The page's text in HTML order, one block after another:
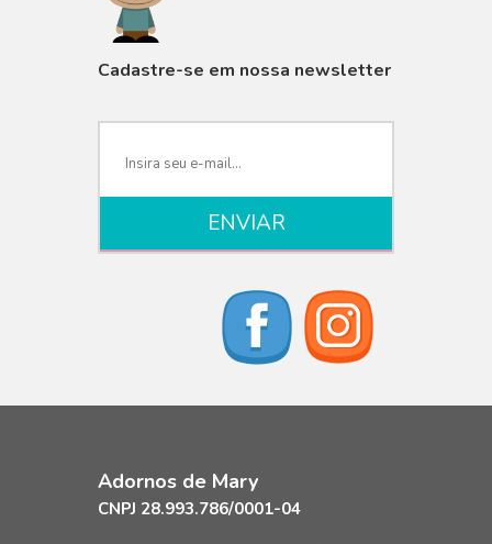
VISUALIZAR
Cadastre-se em nossa newsletter
Adornos de Mary
CNPJ 28.993.786/0001-04